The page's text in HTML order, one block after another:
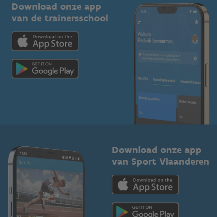
Bedrijven
Trainers en begeleiders
Topsporters
Kennisplatform
Downloads
Voor de pers
Download onze app
van de trainersschool
Download onze app
van Sport Vlaanderen